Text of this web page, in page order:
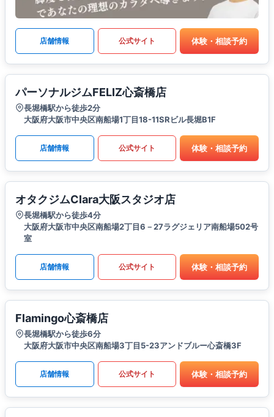
店舗情報 公式サイト 体験・相談予約
パーソナルジムFELIZ心斎橋店
長堀橋駅から徒歩2分
大阪府大阪市中央区南船場1丁目18-11SRビル長堀B1F
店舗情報 公式サイト 体験・相談予約
オタクジムClara大阪スタジオ店
長堀橋駅から徒歩4分
大阪府大阪市中央区南船場2丁目6－27ラグジェリア南船場502号
室
店舗情報 公式サイト 体験・相談予約
Flamingo心斎橋店
長堀橋駅から徒歩6分
大阪府大阪市中央区南船場3丁目5-23アンドブルー心斎橋3F
店舗情報 公式サイト 体験・相談予約